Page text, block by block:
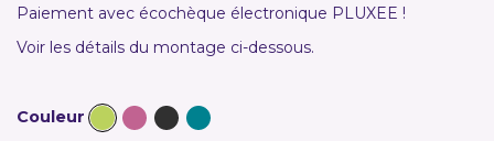
Paiement avec écochèque électronique PLUXEE !
Voir les détails du montage ci-dessous.
Couleur